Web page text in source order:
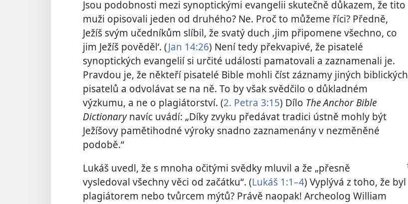
Jsou podobnosti mezi synoptickými evangelii skutečně důkazem, že tito
muži opisovali jeden od druhého? Ne. Proč to můžeme říci? Předně,
Ježíš svým učedníkům slíbil, že svatý duch ‚jim připomene všechno, co
jim Ježíš pověděl‘. (Jan 14:26) Není tedy překvapivé, že pisatelé
synoptických evangelií si určité události pamatovali a zaznamenali je.
Pravdou je, že někteří pisatelé Bible mohli číst záznamy jiných biblických
pisatelů a odvolávat se na ně. To by však svědčilo o důkladném
výzkumu, a ne o plagiátorství. (2. Petra 3:15) Dílo The Anchor Bible
Dictionarynavíc uvádí: „Díky zvyku předávat tradici ústně mohly být
Ježíšovy pamětihodné výroky snadno zaznamenány v nezměněné
podobě.“
Lukáš uvedl, že s mnoha očitými svědky mluvil a že „přesně
vysledoval všechny věci od začátku“. (Lukáš 1:1–4) Vyplývá z toho, že byl
plagiátorem nebo tvůrcem mýtů? Právě naopak! Archeolog William